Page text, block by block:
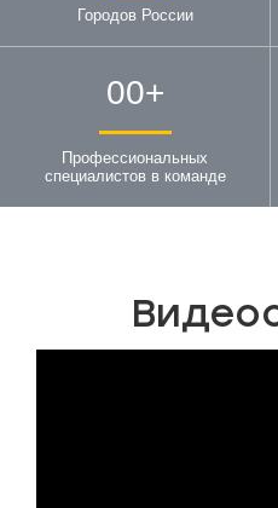
Городов России
00+
Профессиональных
специалистов в команде